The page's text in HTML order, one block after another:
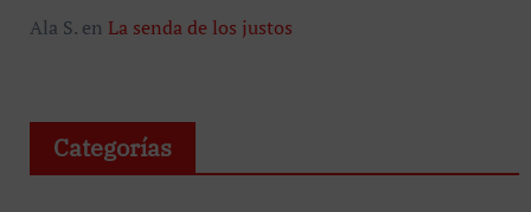
Ala S.en La senda de los justos
Categorías